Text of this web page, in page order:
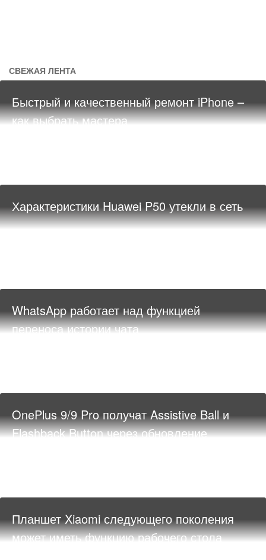
СВЕЖАЯ ЛЕНТА
Быстрый и качественный ремонт iPhone –
как выбрать мастера
Характеристики Huawei P50 утекли в сеть
WhatsApp работает над функцией
переноса истории чата
OnePlus 9/9 Pro получат Assistive Ball и
Flashback Button через обновление
Планшет Xiaomi следующего поколения
может иметь функцию рабочего стола